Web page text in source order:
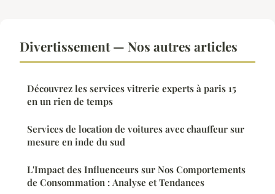
Divertissement — Nos autres articles
Découvrez les services vitrerie experts à paris 15
en un rien de temps
Services de location de voitures avec chauffeur sur
mesure en inde du sud
L'Impact des Influenceurs sur Nos Comportements
de Consommation : Analyse et Tendances